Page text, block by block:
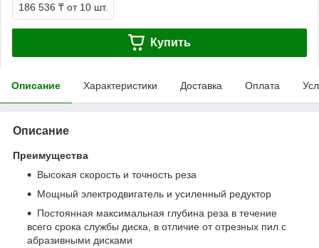
186 536 ₸ от 10 шт.
Купить
Описание Характеристики Доставка Оплата
Описание
Преимущества
Высокая скорость и точность реза
Мощный электродвигатель и усиленный редуктор
Постоянная максимальная глубина реза в течение
всего срока службы диска, в отличие от отрезных пил с
абразивными дисками